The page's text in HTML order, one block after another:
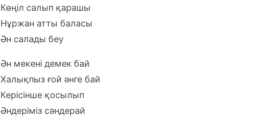
Көңіл салып қарашы
Нұржан атты баласы
Ән салады беу
Ән мекені демек бай
Халықпыз ғой әнге бай
Керісінше қосылып
Әндеріміз сәндерай